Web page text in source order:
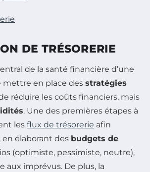
DE TRÉSORERIE
de la santé financière d’une
mettre en place des stratégies
réduire les coûts financiers, mais
. Une des premières étapes à
les flux de trésorerie afin
en élaborant des budgets de
(optimiste, pessimiste, neutre),
aux imprévus. De plus, la